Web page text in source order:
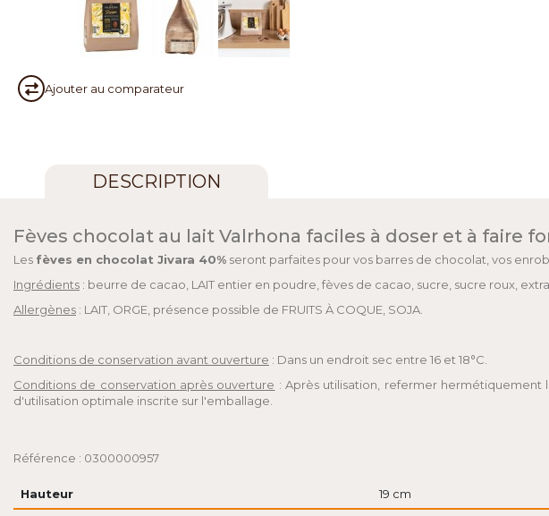
Ajouter au comparateur
DESCRIPTION
Fèves chocolat au lait Valrhona faciles à doser et à faire
Les fèves en chocolat Jivara 40% seront parfaites pour vos barres de chocolat, vos
Ingrédients : beurre de cacao, LAIT entier en poudre, fèves de cacao, sucre, sucre roux,
Allergènes : LAIT, ORGE, présence possible de FRUITS À COQUE, SOJA.
Conditions de conservation avant ouverture : Dans un endroit sec entre 16 et 18°C.
Conditions de conservation après ouverture : Après utilisation, refermer
d'utilisation optimale inscrite sur l'emballage.
Référence : 0300000957
Hauteur 19 cm